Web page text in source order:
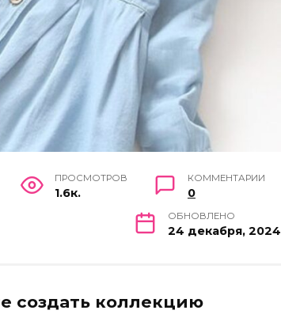
ПРОСМОТРОВ
1.6к.
КОММЕНТАРИИ
0
ОБНОВЛЕНО
24 декабря, 2024
создать коллекцию